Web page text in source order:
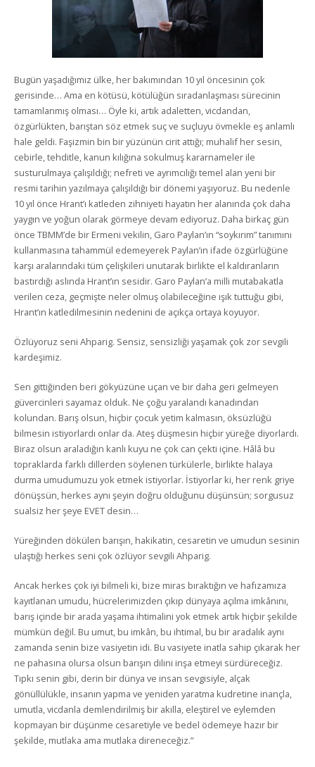
Bugün yaşadığımız ülke, her bakımından 10 yıl öncesinin çok
gerisinde… Ama en kötüsü, kötülüğün sıradanlaşması sürecinin
tamamlanmış olması… Öyle ki, artık adaletten, vicdandan,
özgürlükten, barıştan söz etmek suç ve suçluyu övmekle eş anlamlı
hale geldi. Faşizmin bin bir yüzünün cirit attığı; muhalif her sesin,
cebirle, tehditle, kanun kılığına sokulmuş kararnameler ile
susturulmaya çalışıldığı; nefreti ve ayrımcılığı temel alan yeni bir
resmi tarihin yazılmaya çalışıldığı bir dönemi yaşıyoruz. Bu nedenle
10 yıl önce Hrant’ı katleden zihniyeti hayatın her alanında çok daha
yaygın ve yoğun olarak görmeye devam ediyoruz. Daha birkaç gün
önce TBMM’de bir Ermeni vekilin, Garo Paylan’ın “soykırım” tanımını
kullanmasına tahammül edemeyerek Paylan’ın ifade özgürlüğüne
karşı aralarındaki tüm çelişkileri unutarak birlikte el kaldıranların
bastırdığı aslında Hrant’ın sesidir. Garo Paylan’a milli mutabakatla
verilen ceza, geçmişte neler olmuş olabileceğine ışık tuttuğu gibi,
Hrant’ın katledilmesinin nedenini de açıkça ortaya koyuyor.
Özlüyoruz seni Ahparig. Sensiz, sensizliği yaşamak çok zor sevgili
kardeşimiz.
Sen gittiğinden beri gökyüzüne uçan ve bir daha geri gelmeyen
güvercinleri sayamaz olduk. Ne çoğu yaralandı kanadından
kolundan. Barış olsun, hiçbir çocuk yetim kalmasın, öksüzlüğü
bilmesin istiyorlardı onlar da. Ateş düşmesin hiçbir yüreğe diyorlardı.
Biraz olsun araladığın kanlı kuyu ne çok can çekti içine. Hâlâ bu
topraklarda farklı dillerden söylenen türkülerle, birlikte halaya
durma umudumuzu yok etmek istiyorlar. İstiyorlar ki, her renk griye
dönüşsün, herkes aynı şeyin doğru olduğunu düşünsün; sorgusuz
sualsiz her şeye EVET desin…
Yüreğinden dökülen barışın, hakikatin, cesaretin ve umudun sesinin
ulaştığı herkes seni çok özlüyor sevgili Ahparig.
Ancak herkes çok iyi bilmeli ki, bize miras bıraktığın ve hafızamıza
kayıtlanan umudu, hücrelerimizden çıkıp dünyaya açılma imkânını,
barış içinde bir arada yaşama ihtimalini yok etmek artık hiçbir şekilde
mümkün değil. Bu umut, bu imkân, bu ihtimal, bu bir aradalık aynı
zamanda senin bize vasiyetin idi. Bu vasiyete inatla sahip çıkarak her
ne pahasına olursa olsun barışın dilini inşa etmeyi sürdüreceğiz.
Tıpkı senin gibi, derin bir dünya ve insan sevgisiyle, alçak
gönüllülükle, insanın yapma ve yeniden yaratma kudretine inançla,
umutla, vicdanla demlendirilmiş bir akılla, eleştirel ve eylemden
kopmayan bir düşünme cesaretiyle ve bedel ödemeye hazır bir
şekilde, mutlaka ama mutlaka direneceğiz.”